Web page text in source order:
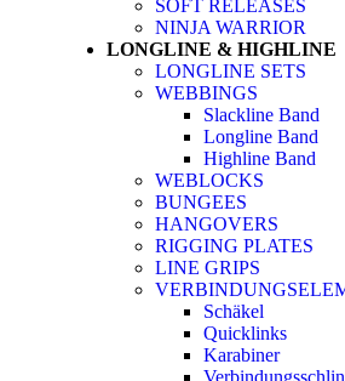
SOFT RELEASES
NINJA WARRIOR
LONGLINE & HIGHLINE
LONGLINE SETS
WEBBINGS
Slackline Band
Longline Band
Highline Band
WEBLOCKS
BUNGEES
HANGOVERS
RIGGING PLATES
LINE GRIPS
Schäkel
Quicklinks
Karabiner